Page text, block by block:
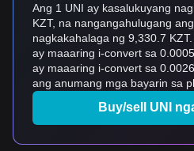
Ang 1 UNI ay kasalukuyang
KZT, na nangangahulugang
nagkakahalaga ng 9,330.7
ay maaaring i-convert sa
ay maaaring i-convert sa
ang anumang mga bayarin sa
Buy/sell UNI